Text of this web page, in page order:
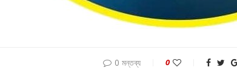
0 মন্তব্য 0